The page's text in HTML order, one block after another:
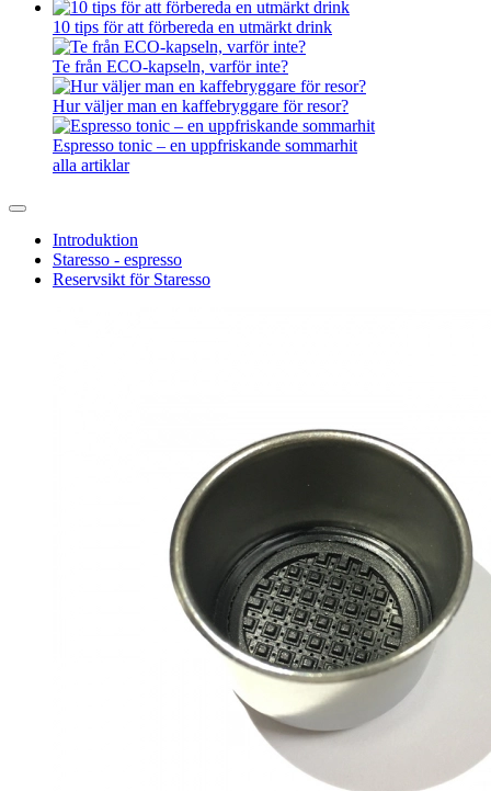
10 tips för att förbereda en utmärkt drink
Te från ECO-kapseln, varför inte?
Hur väljer man en kaffebryggare för resor?
Espresso tonic – en uppfriskande sommarhit
alla artiklar
Introduktion
Staresso - espresso
Reservsikt för Staresso